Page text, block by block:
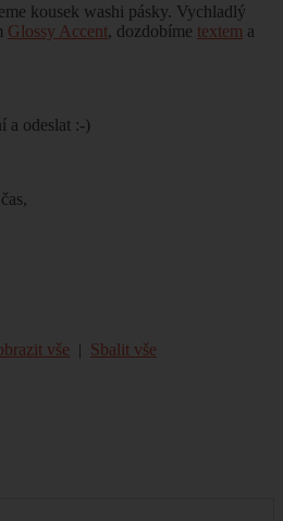
kousek washi pásky. Vychladlý
Glossy Accent, dozdobíme textem a
a odeslat :-)
vše | Sbalit vše